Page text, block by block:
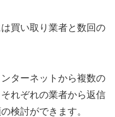
買い取り業者と数回の
ターネットから複数の
れぞれの業者から返信
検討ができます。